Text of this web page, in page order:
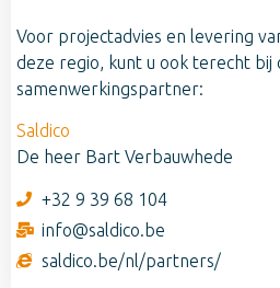
Voor projectadvies en levering
deze regio, kunt u ook terecht bij
samenwerkingspartner:
Saldico
De heer Bart Verbauwhede
+32 9 39 68 104
info@saldico.be
saldico.be/nl/partners/